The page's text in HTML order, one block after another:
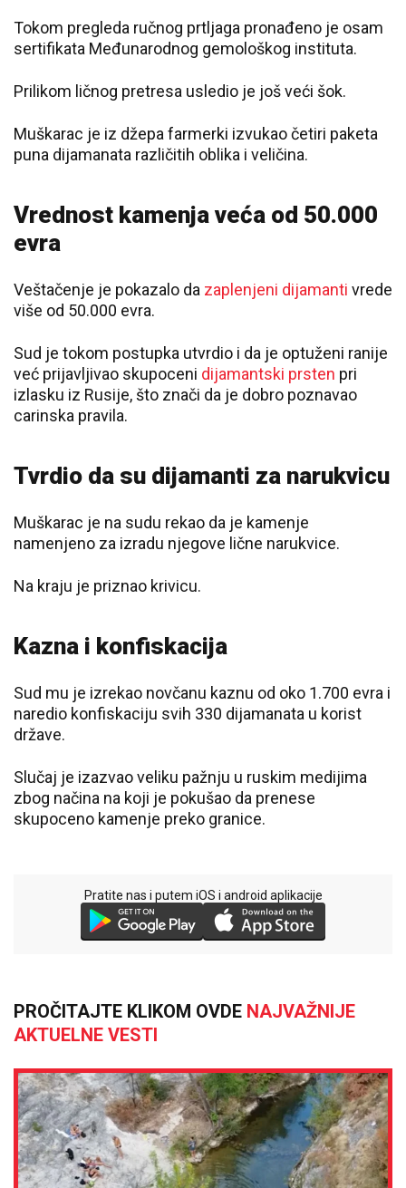
Tokom pregleda ručnog prtljaga pronađeno je osam
sertifikata Međunarodnog gemološkog instituta.
Prilikom ličnog pretresa usledio je još veći šok.
Muškarac je iz džepa farmerki izvukao četiri paketa
puna dijamanata različitih oblika i veličina.
Vrednost kamenja veća od 50.000
evra
Veštačenje je pokazalo da zaplenjeni dijamanti vrede
više od 50.000 evra.
Sud je tokom postupka utvrdio i da je optuženi ranije
već prijavljivao skupoceni dijamantski prsten pri
izlasku iz Rusije, što znači da je dobro poznavao
carinska pravila.
Tvrdio da su dijamanti za narukvicu
Muškarac je na sudu rekao da je kamenje
namenjeno za izradu njegove lične narukvice.
Na kraju je priznao krivicu.
Kazna i konfiskacija
Sud mu je izrekao novčanu kaznu od oko 1.700 evra i
naredio konfiskaciju svih 330 dijamanata u korist
države.
Slučaj je izazvao veliku pažnju u ruskim medijima
zbog načina na koji je pokušao da prenese
skupoceno kamenje preko granice.
Pratite nas i putem iOS i android aplikacije
PROČITAJTE KLIKOM OVDE NAJVAŽNIJE
AKTUELNE VESTI